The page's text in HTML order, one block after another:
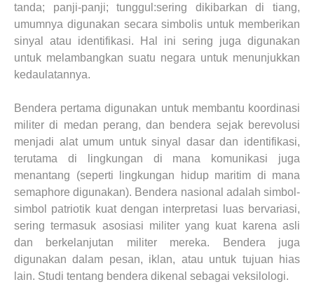
tanda; panji-panji; tunggul:sering dikibarkan di tiang,
umumnya digunakan secara simbolis untuk memberikan
sinyal atau identifikasi. Hal ini sering juga digunakan
untuk melambangkan suatu negara untuk menunjukkan
kedaulatannya.
Bendera pertama digunakan untuk membantu koordinasi
militer di medan perang, dan bendera sejak berevolusi
menjadi alat umum untuk sinyal dasar dan identifikasi,
terutama di lingkungan di mana komunikasi juga
menantang (seperti lingkungan hidup maritim di mana
semaphore digunakan). Bendera nasional adalah simbol-
simbol patriotik kuat dengan interpretasi luas bervariasi,
sering termasuk asosiasi militer yang kuat karena asli
dan berkelanjutan militer mereka. Bendera juga
digunakan dalam pesan, iklan, atau untuk tujuan hias
lain. Studi tentang bendera dikenal sebagai veksilologi.